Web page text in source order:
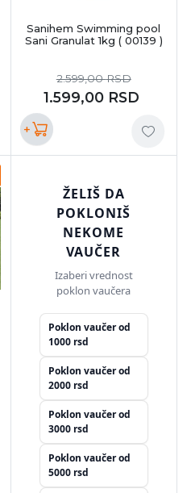
Sanihem Swimming pool
Sani Granulat 1kg ( 00139 )
1.599,00 RSD
2.599,00RSD
+
ŽELIŠ DA
POKLONIŠ
NEKOME
VAUČER
Izaberi vrednost
poklon vaučera
Poklon vaučer od
1000 rsd
Poklon vaučer od
2000 rsd
Poklon vaučer od
3000 rsd
Poklon vaučer od
5000 rsd